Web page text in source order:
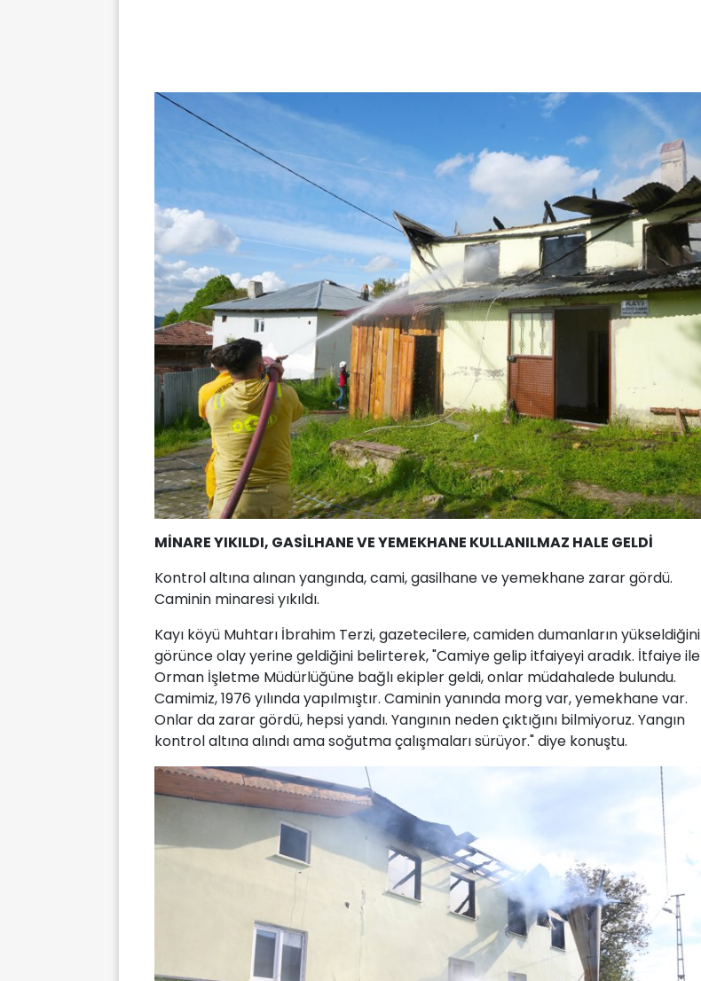
MİNARE YIKILDI, GASİLHANE VE YEMEKHANE KULLANILMAZ HALE GELDİ
Kontrol altına alınan yangında, cami, gasilhane ve yemekhane zarar gördü.
Caminin minaresi yıkıldı.
Kayı köyü Muhtarı İbrahim Terzi, gazetecilere, camiden dumanların yükseldiğini
görünce olay yerine geldiğini belirterek, "Camiye gelip itfaiyeyi aradık. İtfaiye ile
Orman İşletme Müdürlüğüne bağlı ekipler geldi, onlar müdahalede bulundu.
Camimiz, 1976 yılında yapılmıştır. Caminin yanında morg var, yemekhane var.
Onlar da zarar gördü, hepsi yandı. Yangının neden çıktığını bilmiyoruz. Yangın
kontrol altına alındı ama soğutma çalışmaları sürüyor." diye konuştu.